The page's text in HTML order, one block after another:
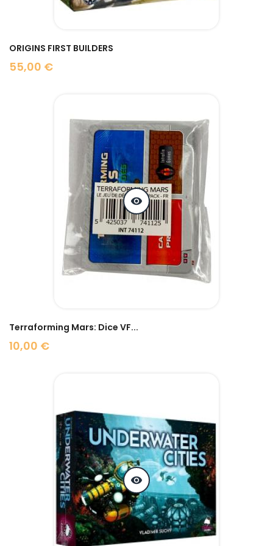
ORIGINS FIRST BUILDERS
55,00 €
Prix
visibility
Terraforming Mars: Dice VF...
10,00 €
Prix
visibility